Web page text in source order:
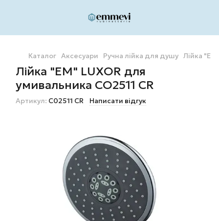
Каталог Аксесуари Ручна лійка для душу Лійка
Лійка "EM" LUXOR для
умивальника CO2511 CR
Артикул: C02511 CR Написати відгук